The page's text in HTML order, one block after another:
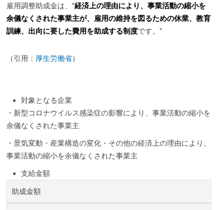
雇用調整助成金は、”経済上の理由により、事業活動の縮小を
余儀なくされた事業主が、雇用の維持を図るための休業、教育
訓練、出向に要した費用を助成する制度です。”
（引用： 厚生労働省）
対象となる企業
・新型コロナウイルス感染症の影響により、事業活動の縮小を
余儀なくされた事業主
・景気変動・産業構造の変化・その他の経済上の理由により、
事業活動の縮小を余儀なくされた事業主
支給金額
助成金額